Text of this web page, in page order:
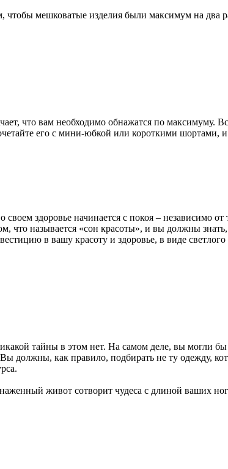
чтобы мешковатые изделия были максимум на
что вам необходимо обнажатся по максимуму.
его с мини-юбкой или короткими шортами,
здоровье начинается с покоя – независимо
называется «сон красоты», и вы должны
в вашу красоту и здоровье, в виде светлого
тайны в этом нет. На самом деле, вы могли
должны, как правило, подбирать не ту одежду,
живот сотворит чудеса с длиной ваших